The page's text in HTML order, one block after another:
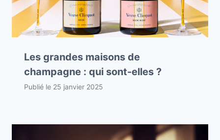
Les grandes maisons de
champagne : qui sont-elles ?
Publié le 25 janvier 2025